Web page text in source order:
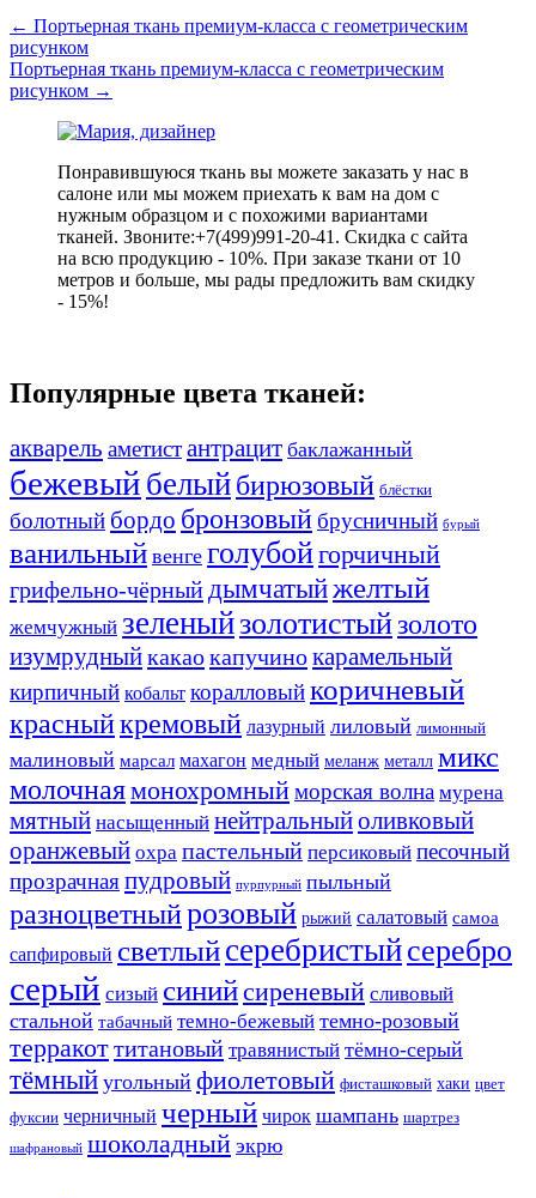
← Портьерная ткань премиум-класса с геометрическим
рисунком
Портьерная ткань премиум-класса с геометрическим
рисунком →
Понравившуюся ткань вы можете заказать у нас в
салоне или мы можем приехать к вам на дом с
нужным образцом и с похожими вариантами
тканей. Звоните:+7(499)991-20-41. Скидка с сайта
на всю продукцию - 10%. При заказе ткани от 10
метров и больше, мы рады предложить вам скидку
- 15%!
Популярные цвета тканей:
акварель аметистантрацит баклажанный
бежевый белыйбирюзовый блёстки
болотный бордо бронзовыйбрусничный бурый
ванильный венге голубойгорчичный
грифельно-чёрный дымчатыйжелтый
жемчужный зеленыйзолотистыйзолото
изумрудныйкакаокапучинокарамельный
кирпичный кобальт коралловыйкоричневый
красныйкремовый лазурный лиловый лимонный
малиновый марсал махагон медный меланж металл микс
молочнаямонохромныйморская волна мурена
мятный насыщенный нейтральныйоливковый
оранжевый охра пастельный персиковый песочный
прозрачнаяпудровый пурпурный пыльный
разноцветныйрозовый рыжий салатовый самоа
сапфировый светлыйсеребристыйсеребро
серый сизый синийсиреневый сливовый
стальной табачный темно-бежевый темно-розовый
терракоттитановый травянистый тёмно-серый
тёмный угольный фиолетовый фисташковый хаки цвет
фуксии черничный черный чирок шампань шартрез
шафрановый шоколадный экрю